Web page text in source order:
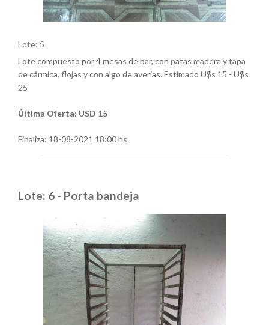
Lote: 5
Lote compuesto por 4 mesas de bar, con patas madera y tapa
de cármica, flojas y con algo de averías. Estimado U$s 15 - U$s
25
Última Oferta: USD 15
Finaliza: 18-08-2021 18:00 hs
Lote: 6 - Porta bandeja